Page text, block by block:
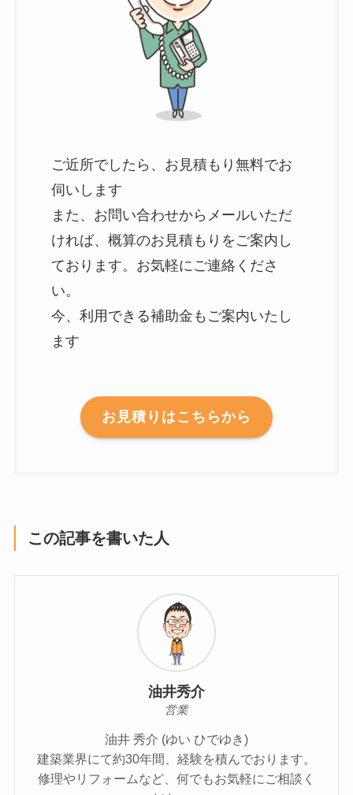
ご近所でしたら、お見積もり無料でお
伺いします
また、お問い合わせからメールいただ
ければ、概算のお見積もりをご案内し
ております。お気軽にご連絡くださ
い。
今、利用できる補助金もご案内いたし
ます
お見積りはこちらから
この記事を書いた人
油井秀介
営業
油井 秀介 (ゆい ひでゆき)
建築業界にて約30年間、経験を積んでおります。
修理やリフォームなど、何でもお気軽にご相談く